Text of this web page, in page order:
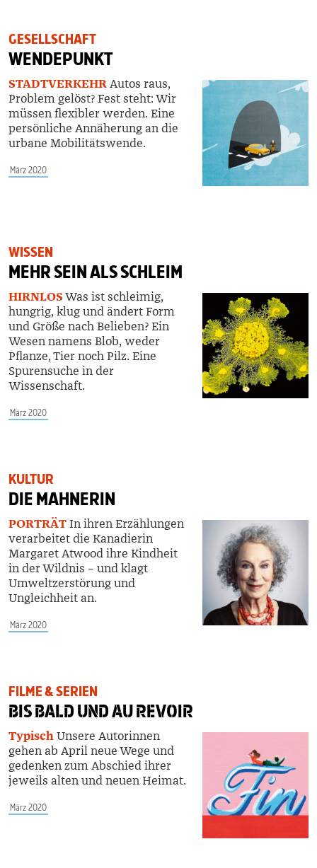
GESELLSCHAFT
WENDEPUNKT
STADTVERKEHRAutos raus,
Problem gelöst? Fest steht: Wir
müssen flexibler werden. Eine
persönliche Annäherung an die
urbane Mobilitätswende.
März 2020
WISSEN
MEHR SEIN ALS SCHLEIM
HIRNLOSWas ist schleimig,
hungrig, klug und ändert Form
und Größe nach Belieben? Ein
Wesen namens Blob, weder
Pflanze, Tier noch Pilz. Eine
Spurensuche in der
Wissenschaft.
März 2020
KULTUR
DIE MAHNERIN
PORTRÄTIn ihren Erzählungen
verarbeitet die Kanadierin
Margaret Atwood ihre Kindheit
in der Wildnis – und klagt
Umweltzerstörung und
Ungleichheit an.
März 2020
FILME & SERIEN
BIS BALD UND AU REVOIR
TypischUnsere Autorinnen
gehen ab April neue Wege und
gedenken zum Abschied ihrer
jeweils alten und neuen Heimat.
März 2020